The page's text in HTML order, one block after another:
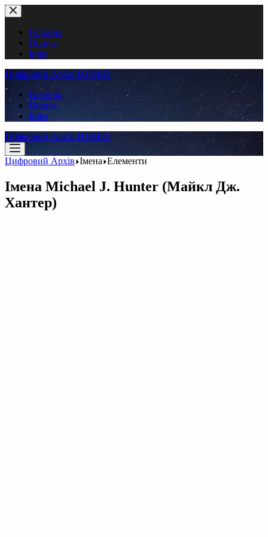
Перейти
до
вмістуГоловна
Пошук
Інфо
Цифровий Архів ННМБУ
Головна
Пошук
Інфо
Цифровий Архів ННМБУ
Цифровий Архів Імена Елементи
Імена Michael J. Hunter (Майкл Дж.
Хантер)